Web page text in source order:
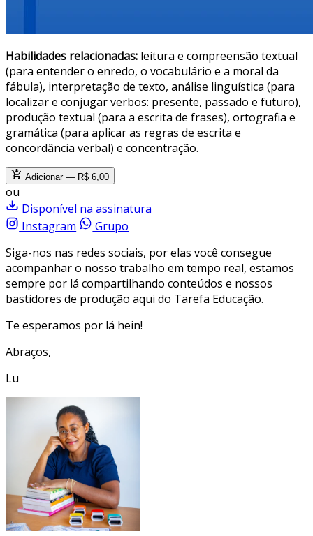
Habilidades relacionadas: leitura e compreensão textual
(para entender o enredo, o vocabulário e a moral da
fábula), interpretação de texto, análise linguística (para
localizar e conjugar verbos: presente, passado e futuro),
produção textual (para a escrita de frases), ortografia e
gramática (para aplicar as regras de escrita e
concordância verbal) e concentração.
Adicionar — R$ 6,00
ou
Disponível na assinatura
Instagram
Grupo
Siga-nos nas redes sociais, por elas você consegue
acompanhar o nosso trabalho em tempo real, estamos
sempre por lá compartilhando conteúdos e nossos
bastidores de produção aqui do Tarefa Educação.
Te esperamos por lá hein!
Abraços,
Lu